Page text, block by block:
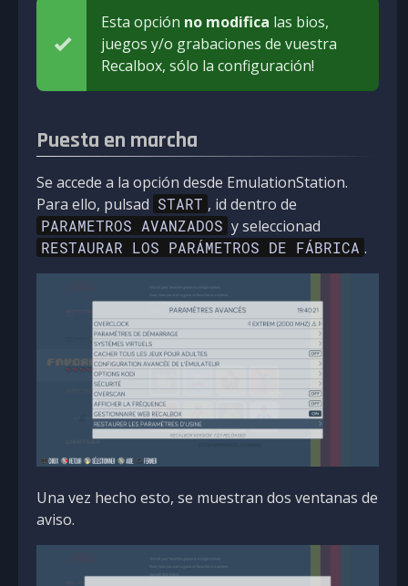
Esta opción no modifica las bios,
juegos y/o grabaciones de vuestra
Recalbox, sólo la configuración!
Puesta en marcha
Se accede a la opción desde EmulationStation.
Para ello, pulsad START , id dentro de
PARAMETROS AVANZADOS y seleccionad
RESTAURAR LOS PARÁMETROS DE FÁBRICA .
Una vez hecho esto, se muestran dos ventanas de
aviso.